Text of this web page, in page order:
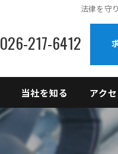
法律を守
026-217-6412
当社を知る
上越の鉄骨工事
アク